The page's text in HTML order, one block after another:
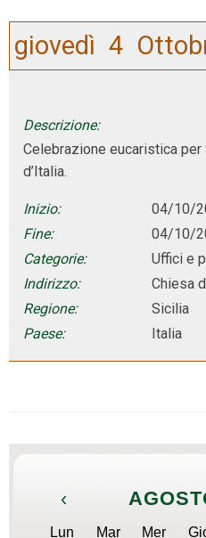
giovedì 4
Descrizione:
Celebrazione eucaristica per
d’Italia.
Inizio:
04/10/
Fine:
04/10/
Categorie:
Uffici e
Indirizzo:
Chiesa
Regione:
Sicilia
Paese:
Italia
‹
Lun Mar Mer